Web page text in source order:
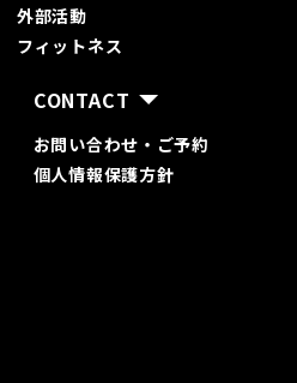
外部活動
フィットネス
CONTACT
お問い合わせ・ご予約
個人情報保護方針